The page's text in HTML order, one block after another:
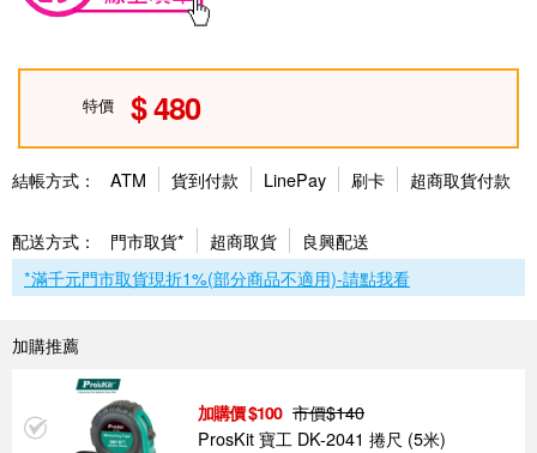
特價 480
結帳方式： ATM 貨到付款 LinePay 刷卡 超商取貨付款
配送方式： 門市取貨* 超商取貨
良興配送
*滿千元門市取貨現折1%(部分商品不適用)-請點我看
加購推薦
100 市價$140
ProsKit 寶工 DK-2041 捲尺 (5米)